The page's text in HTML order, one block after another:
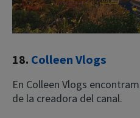
18. Colleen Vlogs
En Colleen Vlogs
de la creadora del canal.